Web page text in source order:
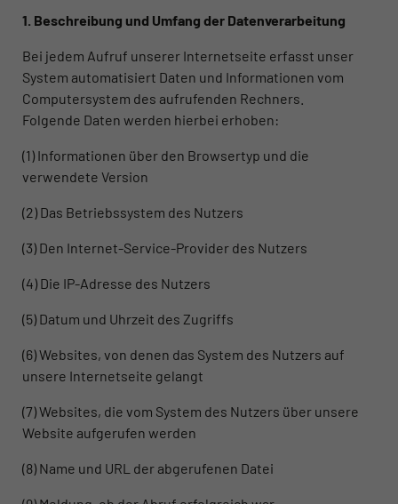
1. Beschreibung und Umfang der Datenverarbeitung
Bei jedem Aufruf unserer Internetseite erfasst unser
System automatisiert Daten und Informationen vom
Computersystem des aufrufenden Rechners.
Folgende Daten werden hierbei erhoben:
(1) Informationen über den Browsertyp und die
verwendete Version
(2) Das Betriebssystem des Nutzers
(3) Den Internet-Service-Provider des Nutzers
(4) Die IP-Adresse des Nutzers
(5) Datum und Uhrzeit des Zugriffs
(6) Websites, von denen das System des Nutzers auf
unsere Internetseite gelangt
(7) Websites, die vom System des Nutzers über unsere
Website aufgerufen werden
(8) Name und URL der abgerufenen Datei